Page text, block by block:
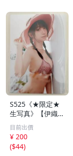
S525《★限定★
生写真》【伊織も
え】ビッグコミッ
クスピリッツ 202
6年8月3日号 ★セ
ブンネット限定特
目前出價
¥ 200
($44)